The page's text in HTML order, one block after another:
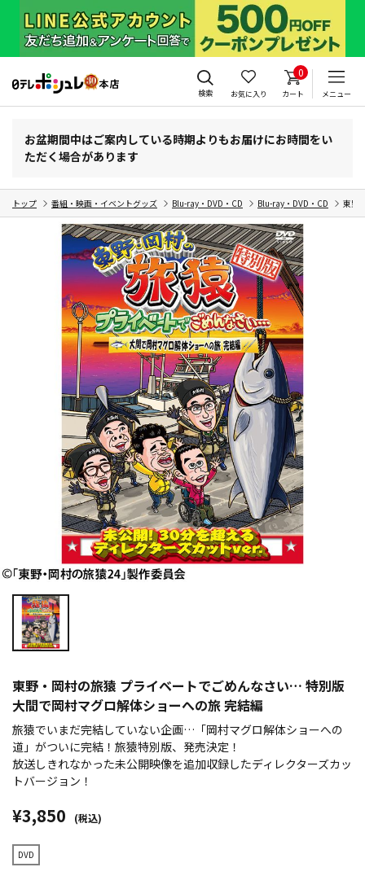
検索 お気に入り
0
カート メニュー
お盆期間中はご案内している時期よりもお届けにお時間をい
ただく場合があります
トップ 番組・映画・イベントグッズ Blu-ray・DVD・CD Blu-ray・DVD・CD 東野
東野・岡村の旅猿 プライベートでごめんなさい… 特別版
大間で岡村マグロ解体ショーへの旅 完結編
旅猿でいまだ完結していない企画…「岡村マグロ解体ショーへの
道」がついに完結！旅猿特別版、発売決定！
放送しきれなかった未公開映像を追加収録したディレクターズカッ
トバージョン！
¥3,850 (税込)
DVD